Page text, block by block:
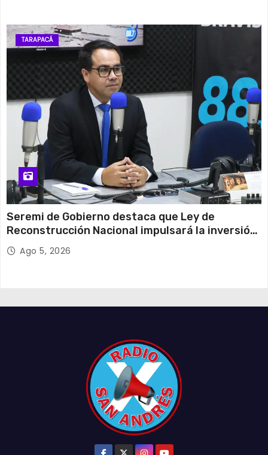
TARAPACÁ
Seremi de Gobierno destaca que Ley de
Reconstrucción Nacional impulsará la inversión
y el empleo en Tarapacá
Ago 5, 2026